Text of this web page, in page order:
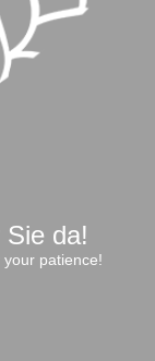
da!
patience!